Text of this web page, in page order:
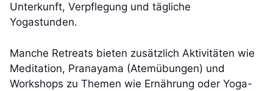
Unterkunft, Verpflegung und tägliche
Yogastunden.
Manche Retreats bieten zusätzlich Aktivitäten wie
Meditation, Pranayama (Atemübungen) und
Workshops zu Themen wie Ernährung oder Yoga-